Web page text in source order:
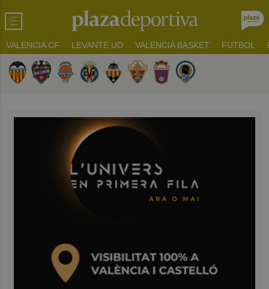
VALENCIA CF LEVANTE UD VALENCIA BASKET FUTBOL